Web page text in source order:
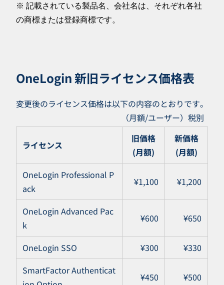
※ 記載されている製品名、会社名は、それぞれ各社
の商標または登録商標です。
OneLogin 新旧ライセンス価格表
変更後のライセンス価格は以下の内容のとおりです。
（月額/ユーザー）税別
ライセンス
旧価格
(月額)
新価格
(月額)
OneLogin Professional P
ack
¥1,100 ¥1,200
OneLogin Advanced Pac
k
¥600 ¥650
OneLogin SSO ¥300
¥330
SmartFactor Authenticat
¥450 ¥500